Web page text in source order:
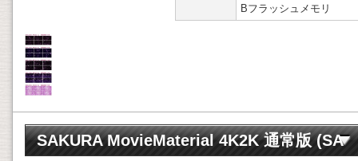
Bフラッシュメモリ
SAKURA MovieMaterial 4K2K 通常版 (SA